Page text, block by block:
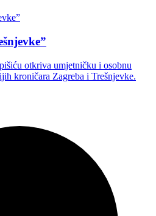
otkriva umjetničku i osobnu
kroničara Zagreba i Trešnjevke.